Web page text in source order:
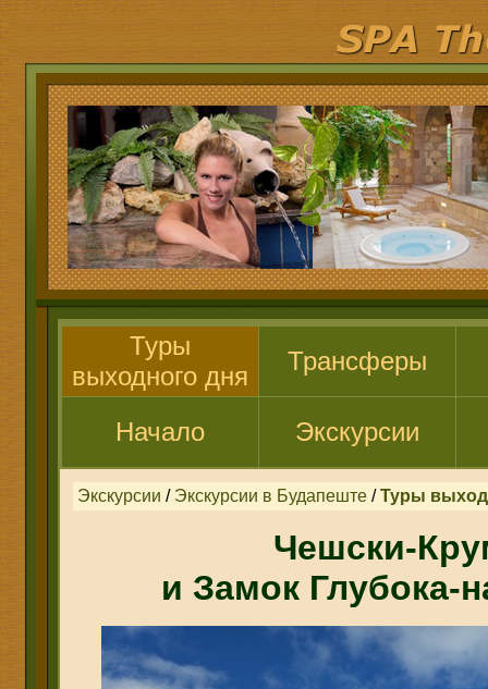
Туры
выходного дня
Трансферы
Начало Экскурсии
Экскурсии / Экскурсии в Будапеште /Туры
Чешски-
и Замок Глубока-